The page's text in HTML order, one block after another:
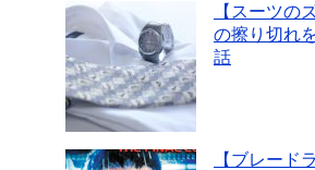
【スーツの
の擦り切れ
話
【ブレード